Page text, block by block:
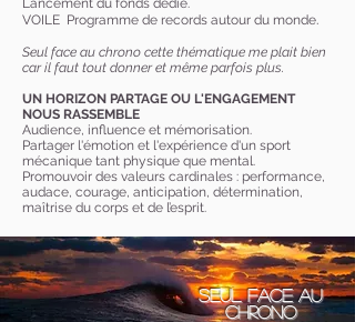
Lancement du fonds dédié.
VOILE Programme de records autour du monde​.
Seul face au chrono cette thématique me plait bien
car il faut tout donner et même parfois plus.
UN HORIZON PARTAGE OU L'ENGAGEMENT
NOUS RASSEMBLE
Audience, influence et mémorisation.
Partager l'émotion et l'expérience d'un sport
mécanique tant physique que mental.
Promouvoir des valeurs cardinales : performance,
audace, courage, anticipation, détermination,
maîtrise du corps et de l’esprit.
Seulface au
chronO